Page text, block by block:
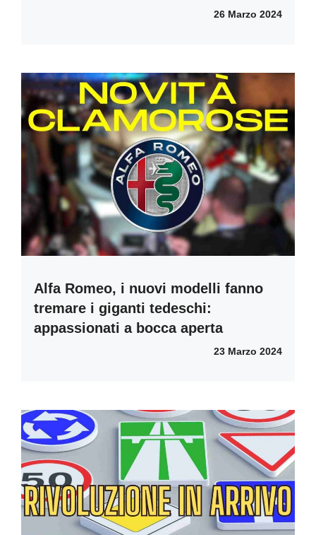
26 Marzo 2024
Alfa Romeo, i nuovi modelli fanno
tremare i giganti tedeschi:
appassionati a bocca aperta
23 Marzo 2024